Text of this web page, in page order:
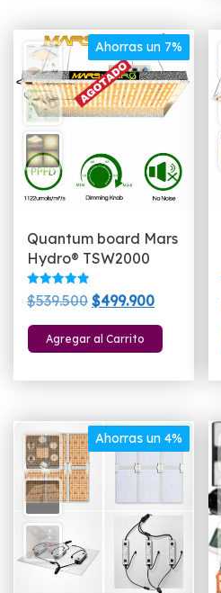
Ahorras un 7%
Quantum board Mars
Hydro® TSW2000
Valorado
con
de 5
$539.500 El
precio
original
$499.900El
precio
actual
Agregar al Carrito
Ahorras un 4%